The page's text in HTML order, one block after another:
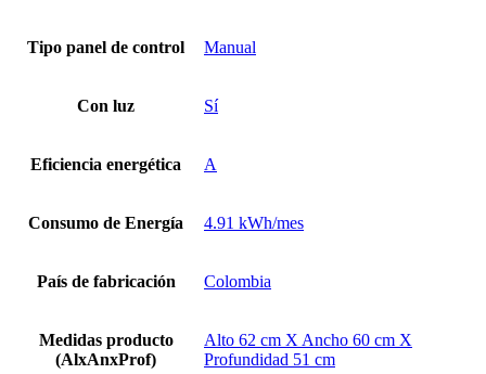
Tipo panel de control Manual
Con luz Sí
Eficiencia energética A
Consumo de Energía 4.91 kWh/mes
País de fabricación Colombia
Medidas producto
(AlxAnxProf)
Alto 62 cm X Ancho 60 cm X
Profundidad 51 cm